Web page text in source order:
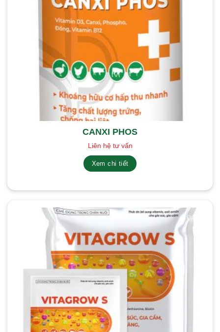
CANXI PHOS
Liên hệ tư vấn
Xem chi tiết